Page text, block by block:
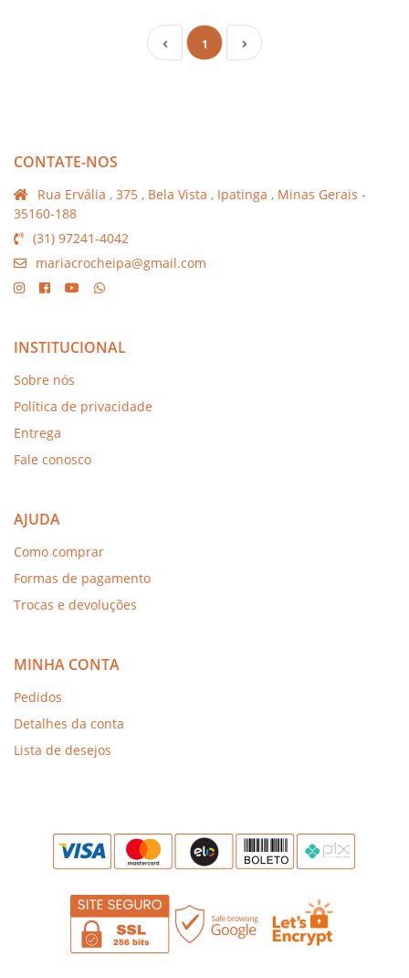
1
CONTATE-NOS
Rua Ervália , 375 , Bela Vista , Ipatinga , Minas Gerais -
35160-188
(31) 97241-4042
mariacrocheipa@gmail.com
INSTITUCIONAL
Sobre nós
Política de privacidade
Entrega
Fale conosco
AJUDA
Como comprar
Formas de pagamento
Trocas e devoluções
MINHA CONTA
Pedidos
Detalhes da conta
Lista de desejos